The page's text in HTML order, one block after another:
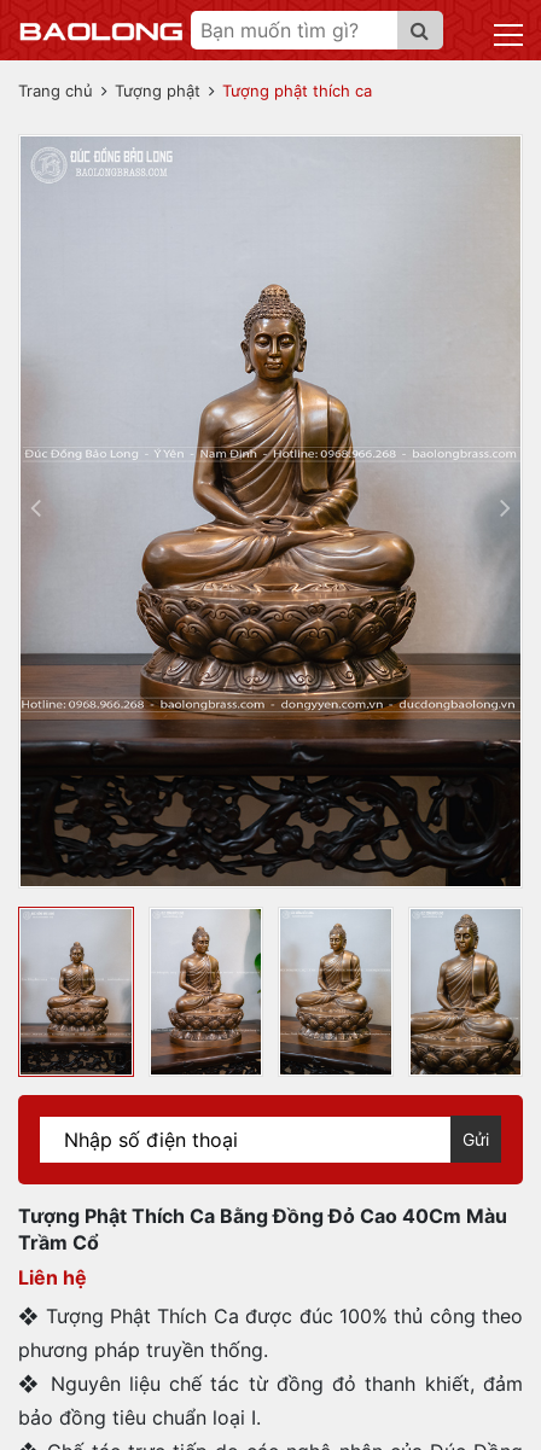
Trang chủ Tượng phật Tượng phật thích ca
Gửi
Tượng Phật Thích Ca Bằng Đồng Đỏ Cao 40Cm Màu
Trầm Cổ
Liên hệ
❖ Tượng Phật Thích Ca được đúc 100% thủ công theo
phương pháp truyền thống.
❖ Nguyên liệu chế tác từ đồng đỏ thanh khiết, đảm
bảo đồng tiêu chuẩn loại I.